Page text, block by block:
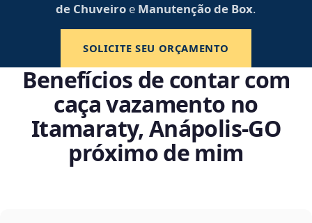
de Chuveiro e Manutenção de Box.
SOLICITE SEU ORÇAMENTO
Benefícios de contar com
caça vazamento no
Itamaraty, Anápolis‑GO
próximo de mim